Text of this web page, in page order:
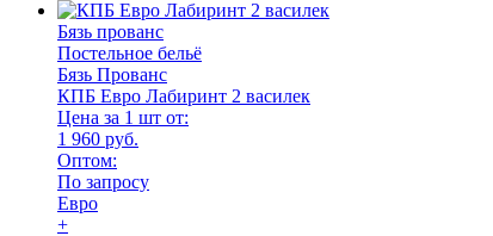
Бязь прованс
Постельное бельё
Бязь Прованс
КПБ Евро Лабиринт 2 василек
Цена за 1 шт от:
1 960 руб.
Оптом:
По запросу
Евро
+